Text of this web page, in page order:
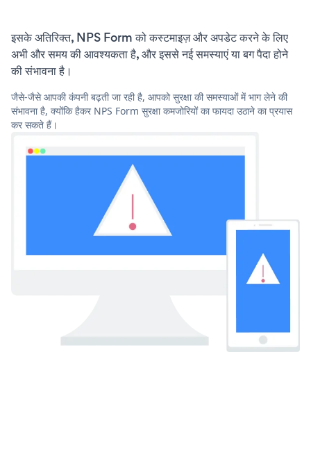
इसके अतिरिक्त, NPS Form को कस्टमाइज़ और अपडेट करने के लिए
अभी और समय की आवश्यकता है, और इससे नई समस्याएं या बग पैदा होने
की संभावना है।
जैसे-जैसे आपकी कंपनी बढ़ती जा रही है, आपको सुरक्षा की समस्याओं में भाग लेने की
संभावना है, क्योंकि हैकर NPS Form सुरक्षा कमजोरियों का फायदा उठाने का प्रयास
कर सकते हैं।